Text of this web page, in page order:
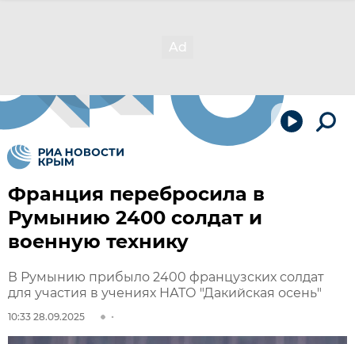
Франция перебросила в
Румынию 2400 солдат и
военную технику
В Румынию прибыло 2400 французских солдат
для участия в учениях НАТО "Дакийская осень"
10:33 28.09.2025